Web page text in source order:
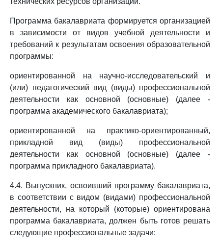
Программа бакалавриата формируется организацией
в зависимости от видов учебной деятельности и
требований к результатам освоения образовательной
программы:
ориентированной на научно-исследовательский и
(или) педагогический вид (виды) профессиональной
деятельности как основной (основные) (далее -
программа академического бакалавриата);
ориентированной на практико-ориентированный,
прикладной вид (виды) профессиональной
деятельности как основной (основные) (далее -
программа прикладного бакалавриата).
4.4. Выпускник, освоивший программу бакалавриата,
в соответствии с видом (видами) профессиональной
деятельности, на который (которые) ориентирована
программа бакалавриата, должен быть готов решать
следующие профессиональные задачи: